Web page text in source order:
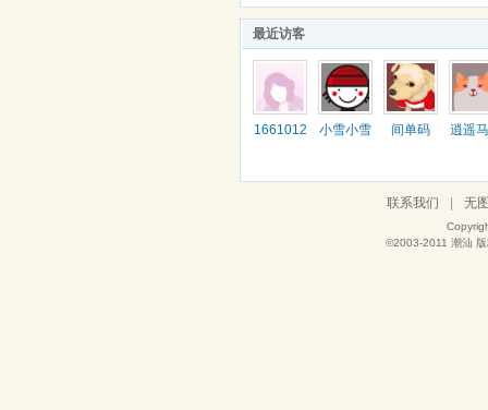
最近访客
1661012
小雪小雪 间单码 逍遥
联系我们 无
©2003-2011 潮汕